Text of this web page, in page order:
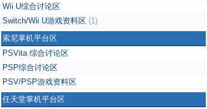
Wii U综合讨论区
Switch/Wii U游戏资料区 (1)
索尼掌机平台区
PSVita 综合讨论区
PSP综合讨论区
PSV/PSP游戏资料区
任天堂掌机平台区